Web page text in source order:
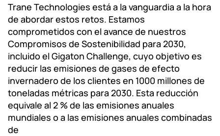
Trane Technologies está a la vanguardia a la hora
de abordar estos retos. Estamos
comprometidos con el avance de nuestros
Compromisos de Sostenibilidad para 2030,
incluido el Gigaton Challenge, cuyo objetivo es
reducir las emisiones de gases de efecto
invernadero de los clientes en 1000 millones de
toneladas métricas para 2030. Esta reducción
equivale al 2 % de las emisiones anuales
mundiales o a las emisiones anuales combinadas
de